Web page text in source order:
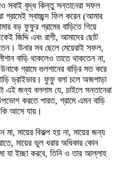
সবাই বৃদ্ধ কিন্তু সন্তানেরা সফল
গ্রামেই স্বাচ্ছন্দ ফিল করেন (আমার
বড় ফুফুর গ্রামের বাড়িতে গিয়ে
এবং রাগী, আমাদের ছোট
উনার সব ছেলে মেয়েরাই সফল,
বাড়ি থাকলেও তাতে থাকতেন না,
গ্রামে গুলশানের বাড়ির মত করে
ড্রাইভার। ফুফু বলা চলে অজপাড়া
এই জন্য বললাম যে, চাইলে সন্তানেরা
করতে পারত, গ্রামে এমন বাড়ি
আসে যায়।
মায়ের বিকল্প হয় না, মায়ের জন্য
মায়ের ভুল ধরার অধিকার কোন
যা ইচ্ছা করবে, তিনি ও তার আল্লাহ